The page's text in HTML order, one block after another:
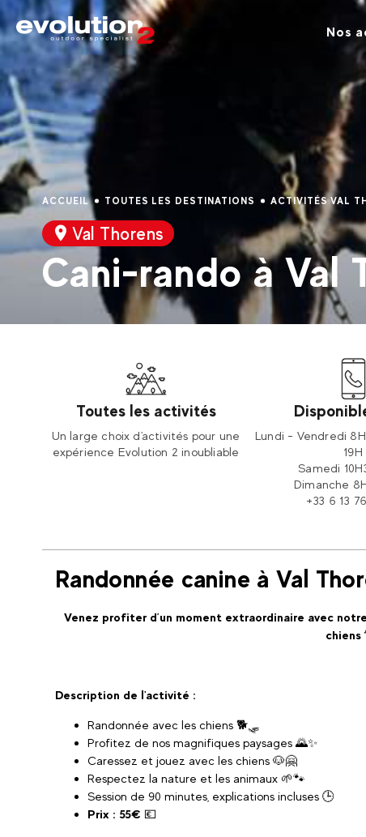
Nos
ACCUEIL TOUTES LES DESTINATIONS ACTIVITÉS VAL
Val Thorens
Cani-rando à Val
Toutes les activités
Un large choix d'activités pour une
expérience Evolution 2 inoubliable
Lundi - Vendredi
19H
Samedi
Dimanche
+33 6 13
Randonnée canine à Val
Venez profiter d’un moment extraordinaire avec
chiens
Description de l'activité :
Randonnée avec les chiens 🐕🛷
Profitez de nos magnifiques paysages 🌄✨
Caressez et jouez avec les chiens 🐶🤗
Respectez la nature et les animaux 🌱🐾
Session de 90 minutes, explications incluses 🕒
Prix : 55€ 💶